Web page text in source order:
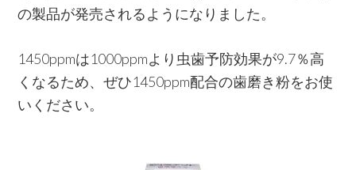
の製品が発売されるようになりました。
1450ppmは1000ppmより虫歯予防効果が9.7％高
くなるため、ぜひ1450ppm配合の歯磨き粉をお使
いください。